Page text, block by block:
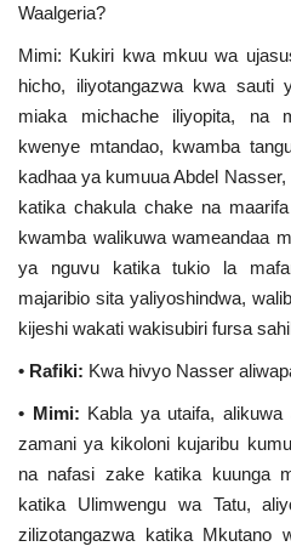
Waalgeria?
Mimi: Kukiri kwa mkuu wa
hicho, iliyotangazwa kwa sauti
miaka michache iliyopita, na
kwenye mtandao, kwamba
kadhaa ya kumuua Abdel
katika chakula chake na
kwamba walikuwa wameandaa
ya nguvu katika tukio la
majaribio sita yaliyoshindwa,
kijeshi wakati wakisubiri fursa
• Rafiki: Kwa hivyo Nasser
• Mimi: Kabla ya utaifa,
zamani ya kikoloni kujaribu
na nafasi zake katika kuunga
katika Ulimwengu wa Tatu,
zilizotangazwa katika Mkutano